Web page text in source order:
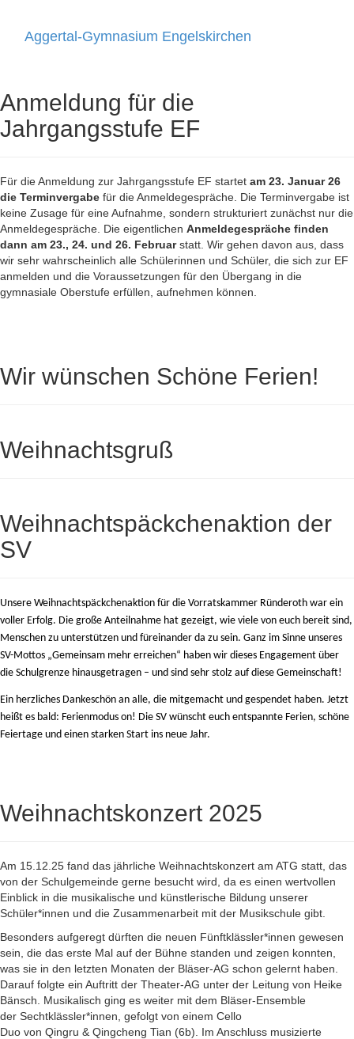
Aggertal-Gymnasium Engelskirchen
Anmeldung für die
Jahrgangsstufe EF
Für die Anmeldung zur Jahrgangsstufe EF startet am 23. Januar 26
die Terminvergabe für die Anmeldegespräche. Die Terminvergabe ist
keine Zusage für eine Aufnahme, sondern strukturiert zunächst nur die
Anmeldegespräche. Die eigentlichen Anmeldegespräche finden
dann am 23., 24. und 26. Februarstatt. Wir gehen davon aus, dass
wir sehr wahrscheinlich alle Schülerinnen und Schüler, die sich zur EF
anmelden und die Voraussetzungen für den Übergang in die
gymnasiale Oberstufe erfüllen, aufnehmen können.
Wir wünschen Schöne Ferien!
Weihnachtsgruß
Weihnachtspäckchenaktion der
SV
Unsere Weihnachtspäckchenaktion für die Vorratskammer Ründeroth war ein
voller Erfolg. Die große Anteilnahme hat gezeigt, wie viele von euch bereit sind,
Menschen zu unterstützen und füreinander da zu sein. Ganz im Sinne unseres
SV-Mottos „Gemeinsam mehr erreichen“ haben wir dieses Engagement über
die Schulgrenze hinausgetragen – und sind sehr stolz auf diese Gemeinschaft!
Ein herzliches Dankeschön an alle, die mitgemacht und gespendet haben. Jetzt
heißt es bald: Ferienmodus on! Die SV wünscht euch entspannte Ferien, schöne
Feiertage und einen starken Start ins neue Jahr.
Weihnachtskonzert 2025
Am 15.12.25 fand das jährliche Weihnachtskonzert am ATG statt, das
von der Schulgemeinde gerne besucht wird, da es einen wertvollen
Einblick in die musikalische und künstlerische Bildung unserer
Schüler*innen und die Zusammenarbeit mit der Musikschule gibt.
Besonders aufgeregt dürften die neuen Fünftklässler*innen gewesen
sein, die das erste Mal auf der Bühne standen und zeigen konnten,
was sie in den letzten Monaten der Bläser-AG schon gelernt haben.
Darauf folgte ein Auftritt der Theater-AG unter der Leitung von Heike
Bänsch. Musikalisch ging es weiter mit dem Bläser-Ensemble
der Sechtklässler*innen, gefolgt von einem Cello
Duo von Qingru & Qingcheng Tian (6b). Im Anschluss musizierte